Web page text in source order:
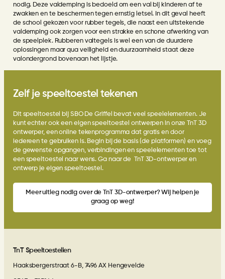
nodig. Deze valdemping is bedoeld om een val bij kinderen af te
zwakken en te beschermen tegen ernstig letsel. In dit geval heeft
de school gekozen voor rubber tegels, die naast een uitstekende
valdemping ook zorgen voor een strakke en schone afwerking van
de speelplek. Rubberen valtegels is wel een van de duurdere
oplossingen maar qua veiligheid en duurzaamheid staat deze
valondergrond bovenaan het lijstje.
Zelf je speeltoestel tekenen
Dit speeltoestel bij SBO De Griffel bevat veel speelelementen. Je
kunt echter ook een eigen speeltoestel ontwerpen in onzeTnT 3D
ontwerper, een online tekenprogramma dat gratis en door
iedereen te gebruiken is. Begin bij de basis (de platformen) en voeg
de gewenste opgangen, verbindingen en speelelementen toe tot
een speeltoestel naar wens.Ga naar de TnT 3D-ontwerper en
ontwerp je eigen speeltoestel.
Meer uitleg nodig over de TnT 3D-ontwerper? Wij helpen je
graag op weg!
TnT Speeltoestellen
Haaksbergerstraat 6-B, 7496 AX Hengevelde